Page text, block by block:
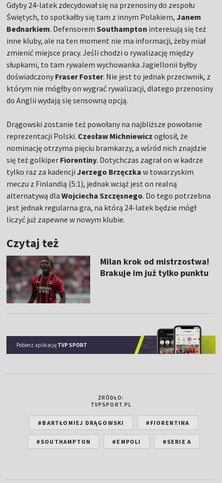
Gdyby 24-latek zdecydował się na przenosiny do zespołu
Świętych, to spotkałby się tam z innym Polakiem, Janem
Bednarkiem. DefensoremSouthampton interesują się też
inne kluby, ale na ten moment nie ma informacji, żeby miał
zmienić miejsce pracy. Jeśli chodzi o rywalizację między
słupkami, to tam rywalem wychowanka Jagiellonii byłby
doświadczony Fraser Foster. Nie jest to jednak przeciwnik, z
którym nie mógłby on wygrać rywalizacji, dlatego przenosiny
do Anglii wydają się sensowną opcją.
Drągowski zostanie też powołany na najbliższe powołanie
reprezentacji Polski. Czesław Michniewicz ogłosił, że
nominację otrzyma pięciu bramkarzy, a wśród nich znajdzie
się też golkiper Fiorentiny. Dotychczas zagrał on w kadrze
tylko raz za kadencji Jerzego Brzęczka w towarzyskim
meczu z Finlandią (5:1), jednak wciąż jest on realną
alternatywą dlaWojciecha Szczęsnego. Do tego potrzebna
jest jednak regularna gra, na którą 24-latek będzie mógł
liczyć już zapewne w nowym klubie.
Czytaj też
Milan krok od mistrzostwa!
Brakuje im już tylko punktu
Pobierz aplikację TVP SPORT
ŹRÓDŁO:
TVPSPORT.PL
#BARTŁOMIEJ DRĄGOWSKI #FIORENTINA
#SOUTHAMPTON #EMPOLI #SERIE A